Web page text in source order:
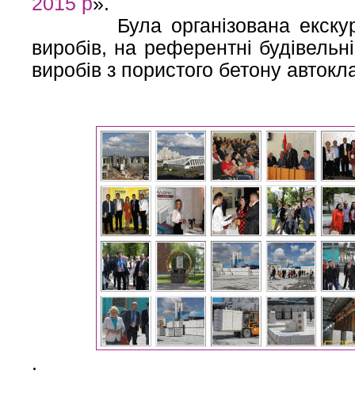
Була організована
виробів, на референтні
виробів з пористого бетону
.